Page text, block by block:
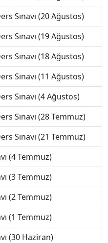
Sınavı (20 Ağustos)
Sınavı (19 Ağustos)
Sınavı (18 Ağustos)
Sınavı (11 Ağustos)
Sınavı (4 Ağustos)
Sınavı (28 Temmuz)
Sınavı (21 Temmuz)
(4 Temmuz)
(3 Temmuz)
(2 Temmuz)
(1 Temmuz)
(30 Haziran)